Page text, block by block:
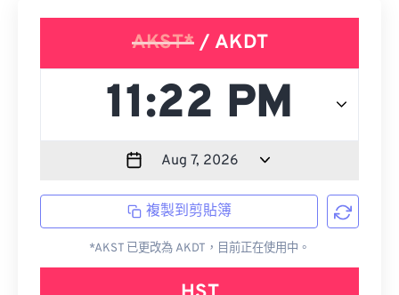
AKST*/ AKDT
複製到剪貼簿
*AKST 已更改為 AKDT，目前正在使用中。